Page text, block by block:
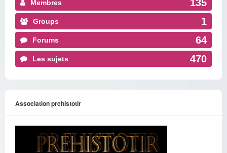
Membres 135
Groups 1
Forums 64
Les sujets 470
Association prehistotir